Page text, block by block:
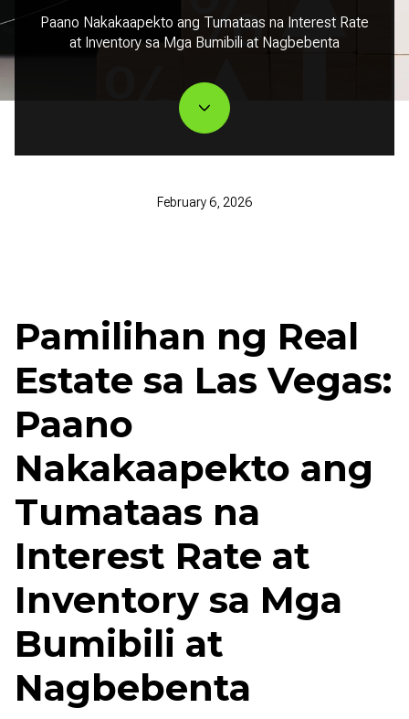
Paano Nakakaapekto ang Tumataas na Interest Rate
at Inventory sa Mga Bumibili at Nagbebenta
February 6, 2026
Pamilihan ng Real
Estate sa Las Vegas:
Paano
Nakakaapekto ang
Tumataas na
Interest Rate at
Inventory sa Mga
Bumibili at
Nagbebenta